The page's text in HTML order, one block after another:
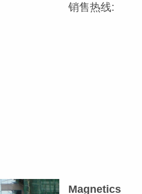
销售热线:
Magnetics